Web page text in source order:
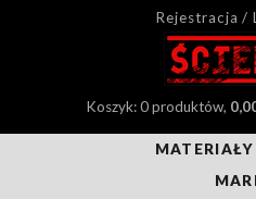
Rejestracja /
Koszyk: 0 produktów,
MATERIAŁY